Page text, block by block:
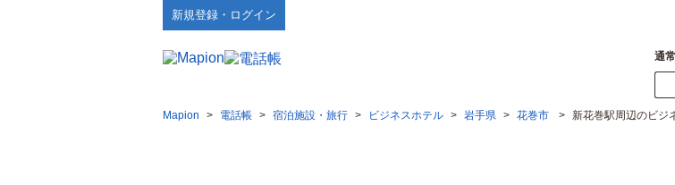
新規登録・ログイン
通
Mapion > 電話帳 > 宿泊施設・旅行 > ビジネスホテル > 岩手県 > 花巻市 > 新花巻駅周辺のビジ